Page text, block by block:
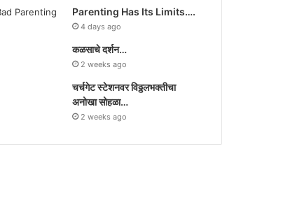
Parenting Has Its Limits….
4 days ago
कळसाचे दर्शन…
2 weeks ago
चर्चगेट स्टेशनवर विठ्ठलभक्तीचा
अनोखा सोहळा…
2 weeks ago